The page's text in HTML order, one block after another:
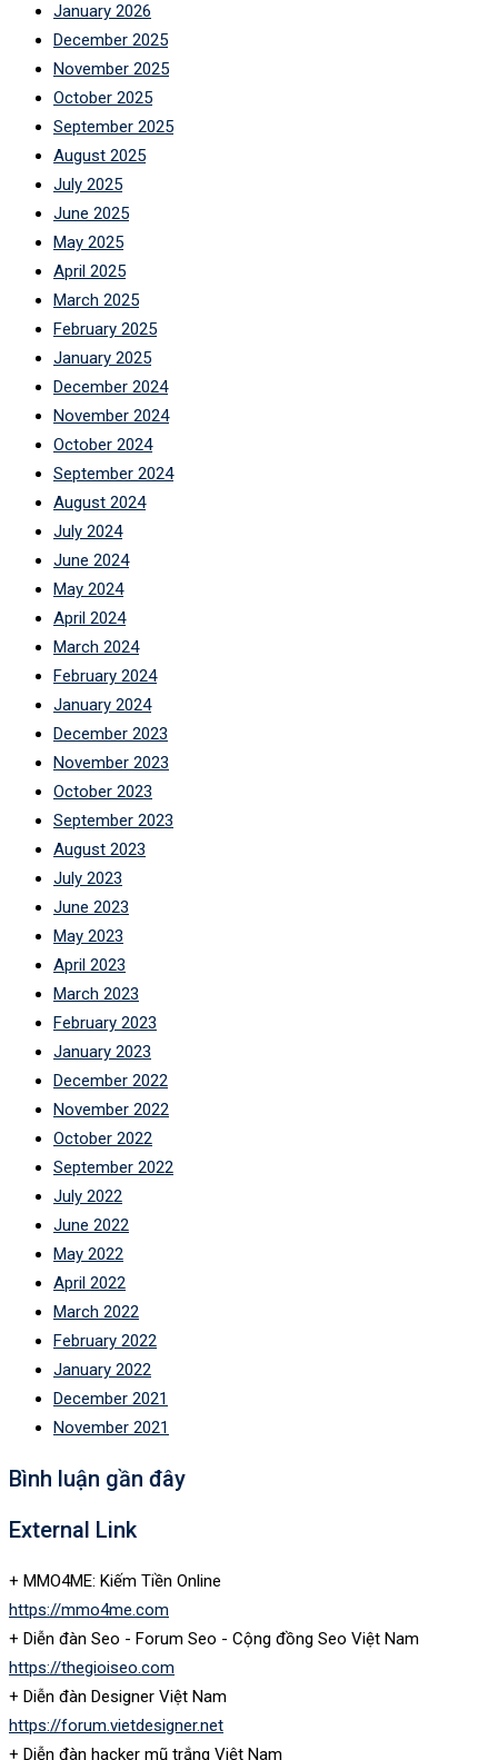
January 2026
December 2025
November 2025
October 2025
September 2025
August 2025
July 2025
June 2025
May 2025
April 2025
March 2025
February 2025
January 2025
December 2024
November 2024
October 2024
September 2024
August 2024
July 2024
June 2024
May 2024
April 2024
March 2024
February 2024
January 2024
December 2023
November 2023
October 2023
September 2023
August 2023
July 2023
June 2023
May 2023
April 2023
March 2023
February 2023
January 2023
December 2022
November 2022
October 2022
September 2022
July 2022
June 2022
May 2022
April 2022
March 2022
February 2022
January 2022
December 2021
November 2021
Bình luận gần đây
External Link
+ MMO4ME: Kiếm Tiền Online
https://mmo4me.com
+ Diễn đàn Seo - Forum Seo - Cộng đồng Seo Việt Nam
https://thegioiseo.com
+ Diễn đàn Designer Việt Nam
https://forum.vietdesigner.net
+ Diễn đàn hacker mũ trắng Việt Nam